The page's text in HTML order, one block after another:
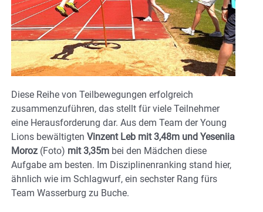
Diese Reihe von Teilbewegungen erfolgreich
zusammenzuführen, das stellt für viele Teilnehmer
eine Herausforderung dar. Aus dem Team der Young
Lions bewältigten Vinzent Leb mit 3,48m und Yeseniia
Moroz (Foto) mit 3,35m bei den Mädchen diese
Aufgabe am besten. Im Disziplinenranking stand hier,
ähnlich wie im Schlagwurf, ein sechster Rang fürs
Team Wasserburg zu Buche.